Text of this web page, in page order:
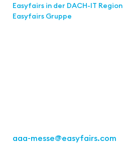
Easyfairs in der DACH-IT Region
Easyfairs Gruppe
aaa-messe@easyfairs.com